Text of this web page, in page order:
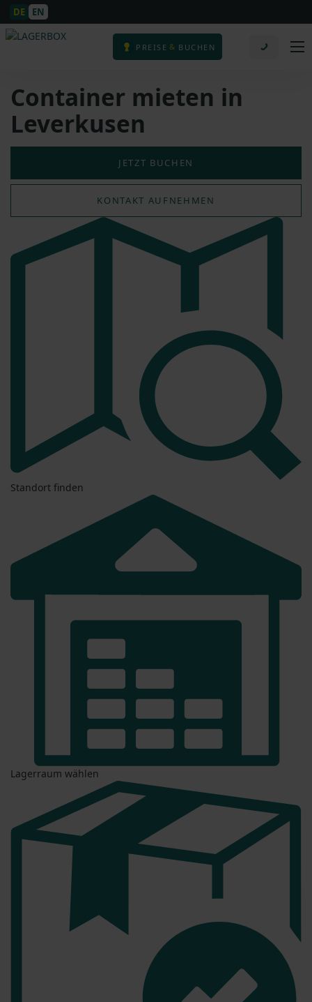
DE EN
PREISE & BUCHEN
Container mieten in
Leverkusen
JETZT BUCHEN
KONTAKT AUFNEHMEN
Standort finden
Lagerraum wählen